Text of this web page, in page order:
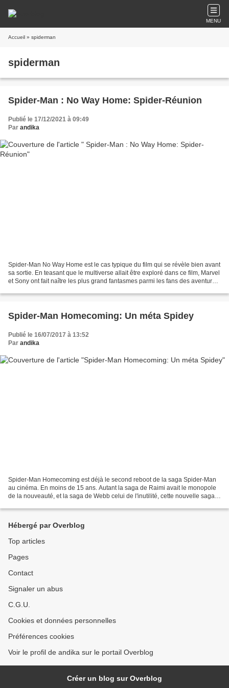
MENU
Accueil » spiderman
spiderman
Spider-Man : No Way Home: Spider-Réunion
Publié le 17/12/2021 à 09:49
Par andika
Spider-Man No Way Home est le cas typique du film qui se révèle bien avant
sa sortie. En teasant que le multiverse allait être exploré dans ce film, Marvel
et Sony ont fait naître les plus grand fantasmes parmi les fans des aventures
Spider-Man Homecoming: Un méta Spidey
Publié le 16/07/2017 à 13:52
Par andika
Spider-Man Homecoming est déjà le second reboot de la saga Spider-Man
au cinéma. En moins de 15 ans. Autant la saga de Raimi avait le monopole
de la nouveauté, et la saga de Webb celui de l'inutilité, cette nouvelle saga
Hébergé par Overblog
Top articles
Pages
Contact
Signaler un abus
C.G.U.
Cookies et données personnelles
Préférences cookies
Voir le profil de andika sur le portail Overblog
Créer un blog sur Overblog